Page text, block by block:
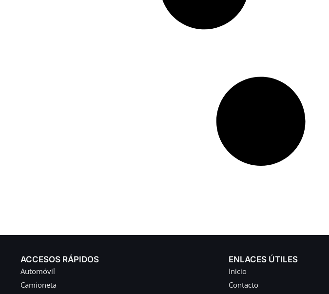
ACCESOS RÁPIDOS
Automóvil
Camioneta
ENLACES ÚTILES
Inicio
Contacto